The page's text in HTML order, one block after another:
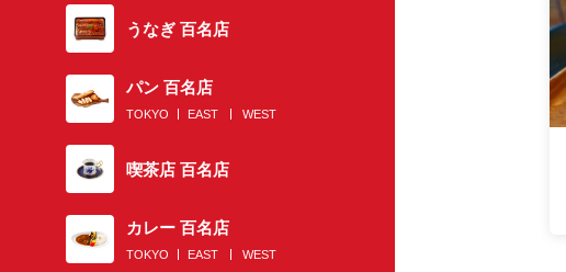
うなぎ 百名店
パン 百名店
TOKYO EAST WEST
喫茶店 百名店
カレー 百名店
TOKYO EAST WEST